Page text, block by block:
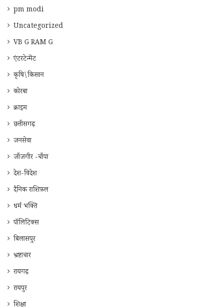
pm modi
Uncategorized
VB G RAM G
एंटरटेन्मेंट
कृषि\किसान
कोरबा
क्राइम
छत्तीसगढ़
जनसेवा
जाँजगीर -चाँपा
देश-विदेश
दैनिक राशिफ़ल
धर्म भक्ति
पॉलिटिक्स
बिलासपुर
भ्रष्टाचार
रायगढ़
रायपुर